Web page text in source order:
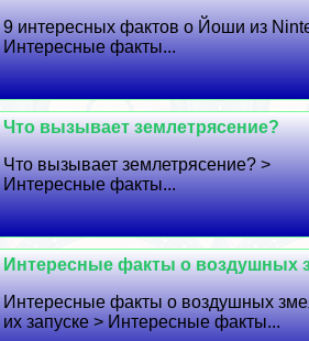
9 интересных фактов о Йоши из
Интересные факты...
Что вызывает землетрясение?
Что вызывает землетрясение? >
Интересные факты...
Интересные факты о воздушных
Интересные факты о воздушных
их запуске > Интересные факты...